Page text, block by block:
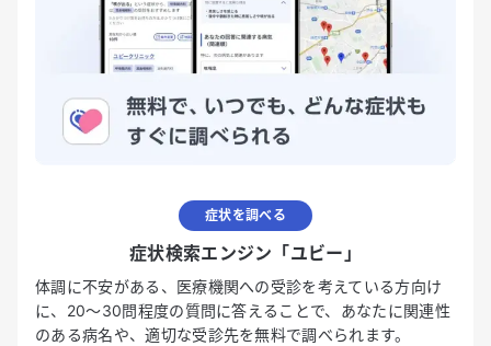
症状を調べる
症状検索エンジン「ユビー」
体調に不安がある、医療機関への受診を考えている方向け
に、20〜30問程度の質問に答えることで、あなたに関連性
のある病名や、適切な受診先を無料で調べられます。